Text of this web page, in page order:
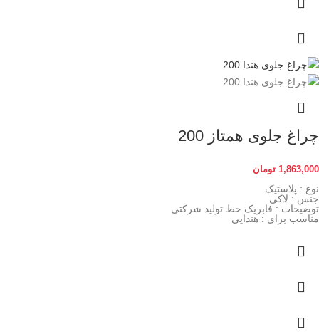
چراغ جلوی همتاز 200
1,863,000 تومان
نوع : پلاستیک
جنس : لاکی
توضیحات : فابریک خط تولید شرکتی
مناسب برای : هندایی